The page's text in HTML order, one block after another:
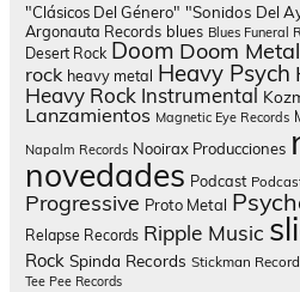
"Clásicos Del Género" "Sonidos Del
Argonauta Records blues Blues Funeral
Desert Rock Doom Doom Metal
rock heavy metal Heavy Psych
Heavy Rock Instrumental
Lanzamientos Magnetic Eye Records
Napalm Records Nooirax Producciones
novedades Podcast
Progressive Proto Metal
Relapse Records Ripple Music
Rock Spinda Records Stickman
Tee Pee Records